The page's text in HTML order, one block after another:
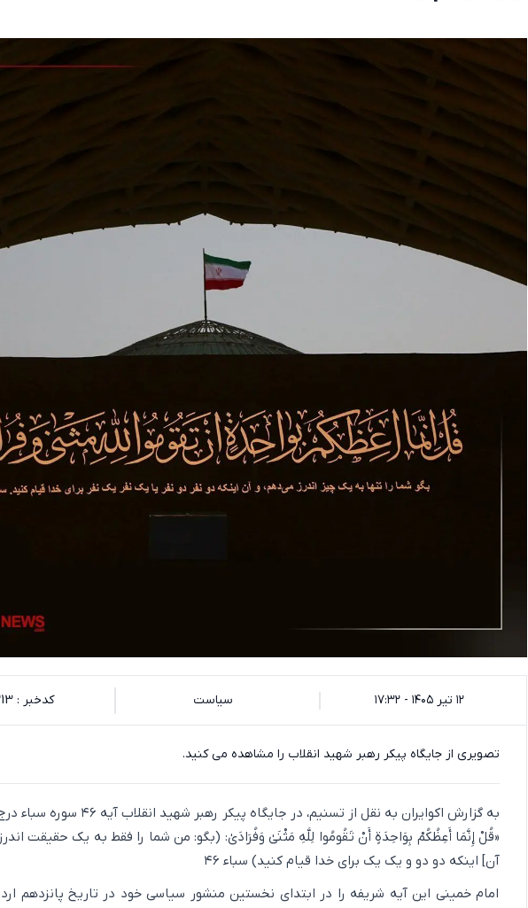
۱۲ تیر ۱۴۰۵ - ۱۷:۳۲ سیاست کدخبر : 142213
تصویری از جایگاه پیکر رهبر شهید انقلاب را مشاهده می کنید.
به گزارش اکوایران به نقل از تسنیم، در جایگاه
«قُلْ إِنَّمَا أَعِظُکُمْ بِوَاحِدَةٍ أَنْ تَقُومُوا لِلَّهِ مَثْنَیٰ وَفُرَادَیٰ: (بگو: من شما را فقط به یک حقیقت
آن] اینکه دو دو و یک یک برای خدا قیام کنید) سباء ۴۶
امام خمینی این آیه شریفه را در ابتدای نخستین منشور سیاسی خود در تاریخ پانزدهم